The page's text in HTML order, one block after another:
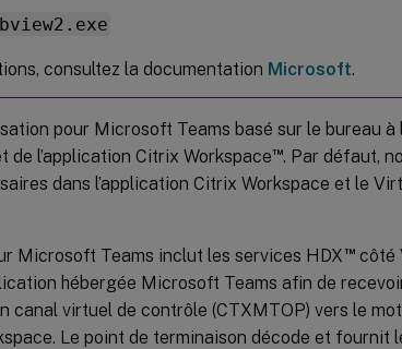
consultez la documentation Microsoft.
pour Microsoft Teams basé sur le bureau à
de l’application Citrix Workspace™. Par défaut,
dans l’application Citrix Workspace et le
Microsoft Teams inclut les services HDX™côté
hébergée Microsoft Teams afin de
canal virtuel de contrôle (CTXMTOP) vers le
Le point de terminaison décode et fournit